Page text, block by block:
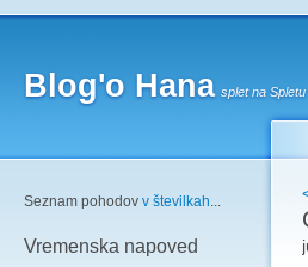
Blog'o Hana splet na Spletu
Seznam pohodov v številkah...
Vremenska napoved